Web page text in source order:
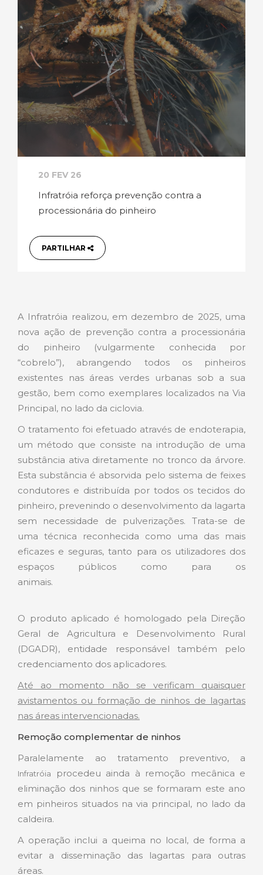
20 FEV 26
Infratróia reforça prevenção contra a
processionária do pinheiro
PARTILHAR
A Infratróia realizou, em dezembro de 2025, uma
nova ação de prevenção contra a processionária
do pinheiro (vulgarmente conhecida por
“cobrelo”), abrangendo todos os pinheiros
existentes nas áreas verdes urbanas sob a sua
gestão, bem como exemplares localizados na Via
Principal, no lado da ciclovia.
O tratamento foi efetuado através de endoterapia,
um método que consiste na introdução de uma
substância ativa diretamente no tronco da árvore.
Esta substância é absorvida pelo sistema de feixes
condutores e distribuída por todos os tecidos do
pinheiro, prevenindo o desenvolvimento da lagarta
sem necessidade de pulverizações. Trata-se de
uma técnica reconhecida como uma das mais
eficazes e seguras, tanto para os utilizadores dos
espaços públicos como para os
animais.
O produto aplicado é homologado pela Direção
Geral de Agricultura e Desenvolvimento Rural
(DGADR), entidade responsável também pelo
credenciamento dos aplicadores.
Até ao momento não se verificam quaisquer
avistamentos ou formação de ninhos de lagartas
nas áreas intervencionadas.
Remoção complementar de ninhos
Paralelamente ao tratamento preventivo, a
Infratróia
procedeu ainda à remoção mecânica e
eliminação dos ninhos que se formaram este ano
em pinheiros situados na via principal, no lado da
caldeira.
A operação inclui a queima no local, de forma a
evitar a disseminação das lagartas para outras
áreas.